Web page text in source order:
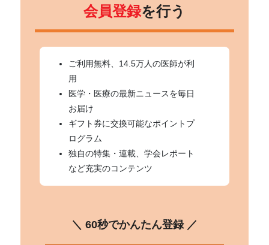
会員登録を行う
ご利用無料、14.5万人の医師が利
用
医学・医療の最新ニュースを毎日
お届け
ギフト券に交換可能なポイントプ
ログラム
独自の特集・連載、学会レポート
など充実のコンテンツ
＼ 60秒でかんたん登録 ／